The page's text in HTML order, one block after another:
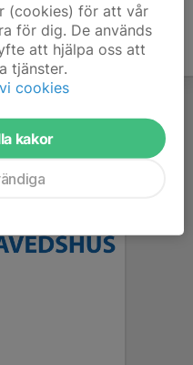
(cookies) för att vår
för dig. De används
att hjälpa oss att
tjänster.
cookies
kakor